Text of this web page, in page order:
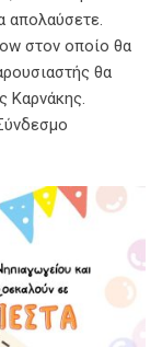
απολαύσετε.
στον οποίο θα
θα
Καρνάκης.